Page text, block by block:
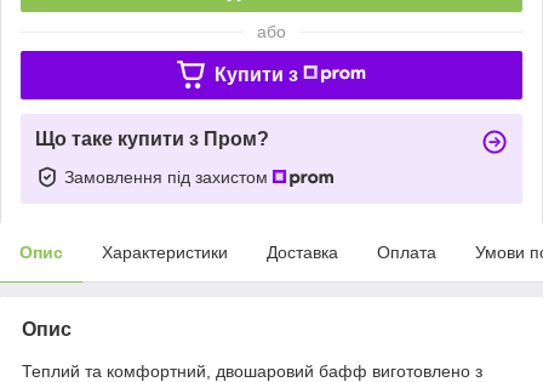
або
Купити з
Що таке купити з Пром?
Замовлення під захистом
Опис Характеристики Доставка Оплата Умови
Опис
Теплий та комфортний, двошаровий бафф виготовлено з